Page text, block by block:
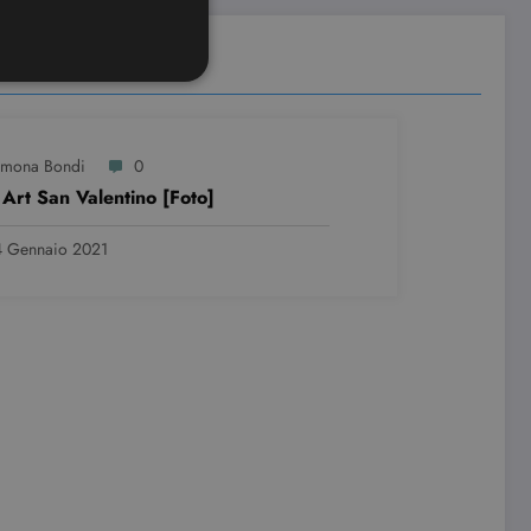
Bondi 0
San Valentino [Foto]
Gennaio 2021
dell'account. Il sito
Script.com per
visitatori. È necessario
correttamente.
se il browser ha o